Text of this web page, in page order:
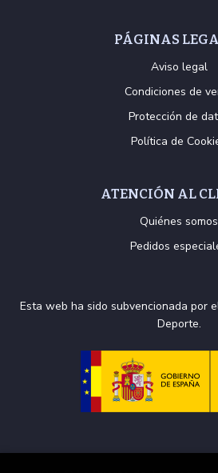
PÁGINAS
Aviso legal
Condiciones de
Protección de
Política de
ATENCIÓN AL
Quiénes somos
Pedidos
Esta web ha sido subvencionada por
Deporte.